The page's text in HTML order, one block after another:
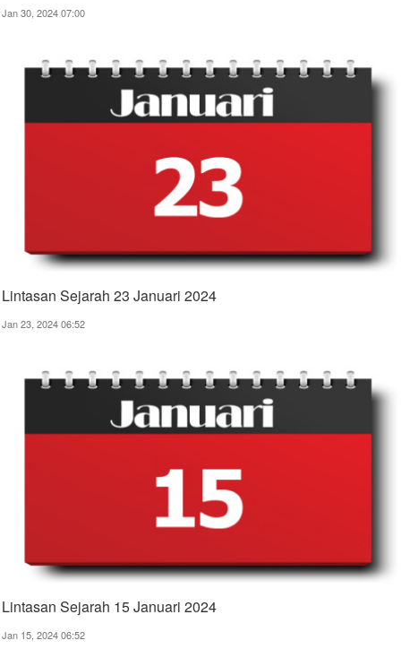
Jan 30, 2024 07:00
Lintasan Sejarah 23 Januari 2024
Jan 23, 2024 06:52
Lintasan Sejarah 15 Januari 2024
Jan 15, 2024 06:52